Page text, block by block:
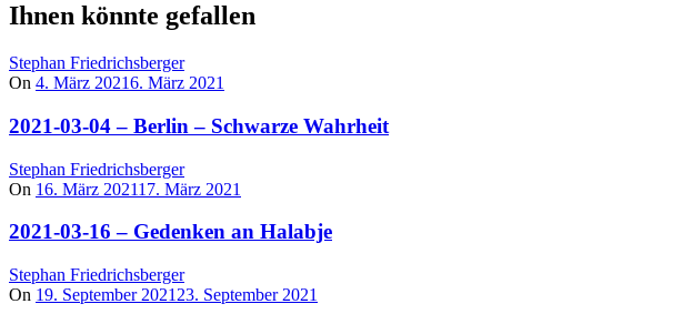
Ihnen könnte gefallen
Stephan Friedrichsberger
On 4. März 20216. März 2021
2021-03-04 – Berlin – Schwarze Wahrheit
Stephan Friedrichsberger
On 16. März 202117. März 2021
2021-03-16 – Gedenken an Halabje
Stephan Friedrichsberger
On 19. September 2021 23. September 2021